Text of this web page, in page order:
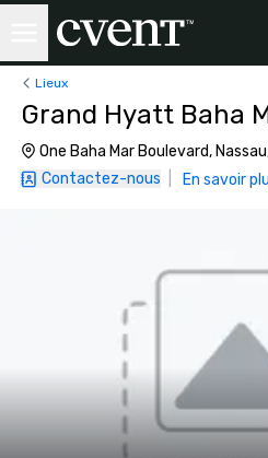
Lieux
Grand Hyatt Baha
One Baha Mar Boulevard,
Contactez-nous
En savoir